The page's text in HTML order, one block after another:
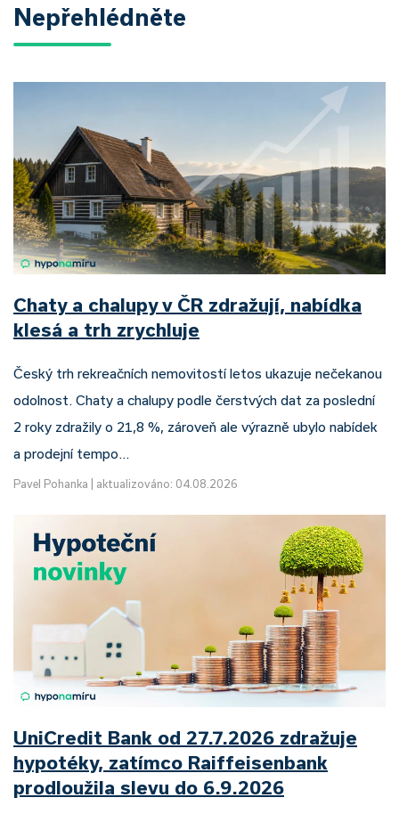
Nepřehlédněte
Chaty a chalupy v ČR zdražují, nabídka
klesá a trh zrychluje
Český trh rekreačních nemovitostí letos ukazuje nečekanou
odolnost. Chaty a chalupy podle čerstvých dat za poslední
2 roky zdražily o 21,8 %, zároveň ale výrazně ubylo nabídek
a prodejní tempo…
Pavel Pohanka aktualizováno: 04.08.2026
UniCredit Bank od 27.7.2026 zdražuje
hypotéky, zatímco Raiffeisenbank
prodloužila slevu do 6.9.2026